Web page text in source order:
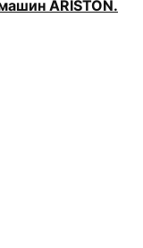
ARISTON.